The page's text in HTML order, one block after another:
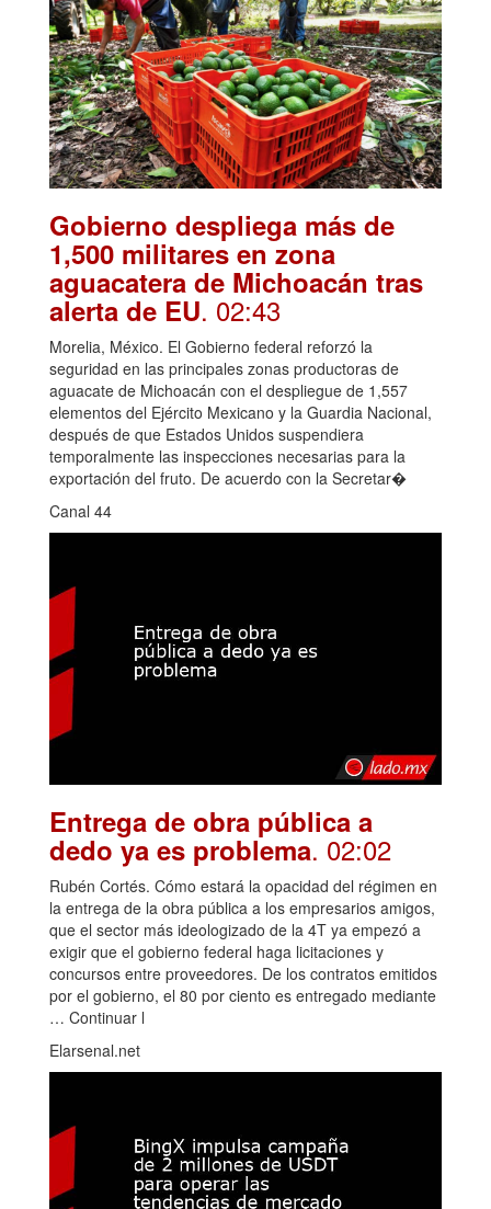
Gobierno despliega más de
1,500 militares en zona
aguacatera de Michoacán tras
alerta de EU. 02:43
Morelia, México. El Gobierno federal reforzó la
seguridad en las principales zonas productoras de
aguacate de Michoacán con el despliegue de 1,557
elementos del Ejército Mexicano y la Guardia Nacional,
después de que Estados Unidos suspendiera
temporalmente las inspecciones necesarias para la
exportación del fruto. De acuerdo con la Secretar�
Canal 44
Entrega de obra pública a
dedo ya es problema. 02:02
Rubén Cortés. Cómo estará la opacidad del régimen en
la entrega de la obra pública a los empresarios amigos,
que el sector más ideologizado de la 4T ya empezó a
exigir que el gobierno federal haga licitaciones y
concursos entre proveedores. De los contratos emitidos
por el gobierno, el 80 por ciento es entregado mediante
… Continuar l
Elarsenal.net